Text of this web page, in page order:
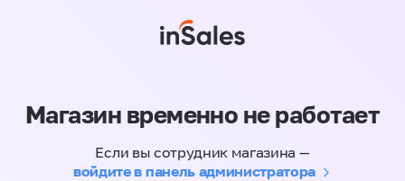
Магазин временно не работает
Если вы сотрудник магазина —
войдите в панель администратора